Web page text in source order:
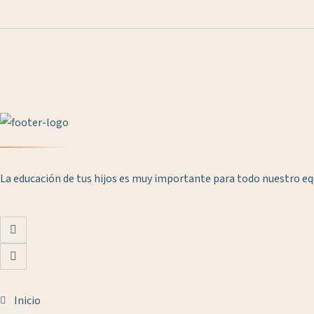
La educación de tus hijos es muy importante para todo nuestro
Inicio